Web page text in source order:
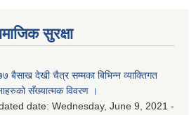
सुरक्षा
बैसाख देखी चैत्र सम्मका बिभिन्न व्याक्तिगत
सँख्यात्मक विवरण ।
date: Wednesday, June 9, 2021 -